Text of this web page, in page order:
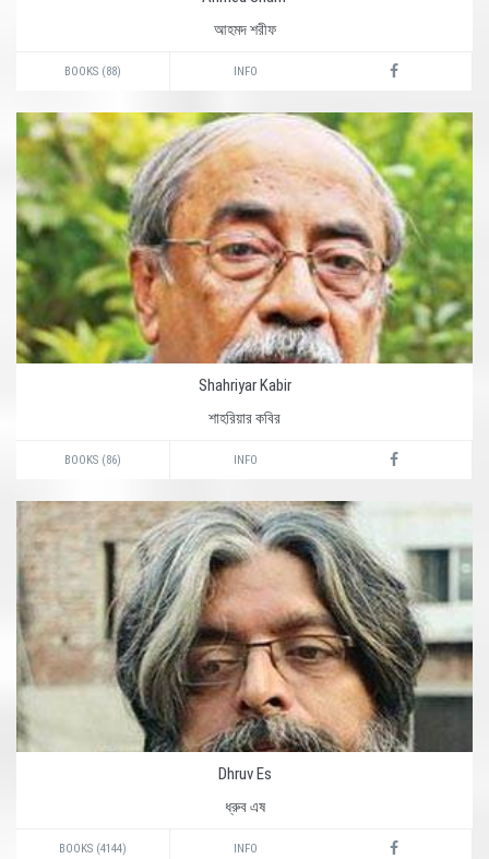
আহমদ শরীফ
BOOKS (88) INFO
Shahriyar Kabir
শাহরিয়ার কবির
BOOKS (86) INFO
Dhruv Es
ধ্রুব এষ
BOOKS (4144) INFO